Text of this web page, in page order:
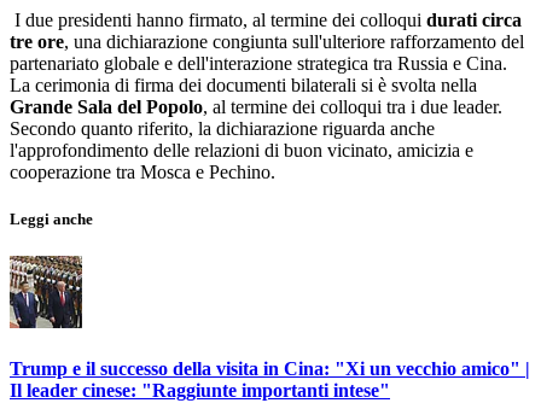
I due presidenti hanno firmato, al termine dei colloqui durati circa
tre ore, una dichiarazione congiunta sull'ulteriore rafforzamento del
partenariato globale e dell'interazione strategica tra Russia e Cina.
La cerimonia di firma dei documenti bilaterali si è svolta nella
Grande Sala del Popolo, al termine dei colloqui tra i due leader.
Secondo quanto riferito, la dichiarazione riguarda anche
l'approfondimento delle relazioni di buon vicinato, amicizia e
cooperazione tra Mosca e Pechino.
Leggi anche
Trump e il successo della visita in Cina: "Xi un vecchio amico" |
Il leader cinese: "Raggiunte importanti intese"